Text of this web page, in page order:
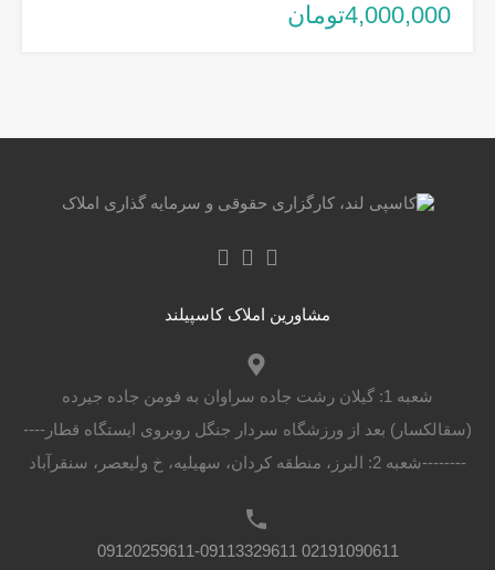
4,000,000تومان
مشاورین املاک کاسپیلند
شعبه 1: گیلان رشت جاده سراوان به فومن جاده جیرده
(سقالکسار) بعد از ورزشگاه سردار جنگل روبروی ایستگاه قطار----
--------شعبه 2: البرز، منطقه کردان، سهیلیه، خ ولیعصر، سنقرآباد
02191090611 09120259611-09113329611